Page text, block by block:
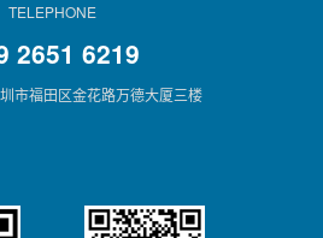
TELEPHONE
2651 6219
市福田区金花路万德大厦三楼